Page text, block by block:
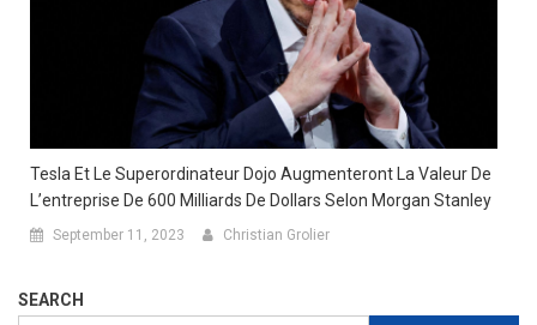
Tesla Et Le Superordinateur Dojo Augmenteront La Valeur De
L’entreprise De 600 Milliards De Dollars Selon Morgan Stanley
September 11, 2023 Christian Grolier
SEARCH